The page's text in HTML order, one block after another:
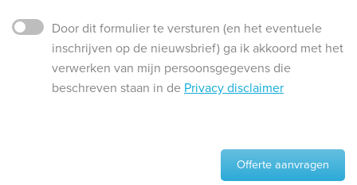
Door dit formulier te versturen (en het eventuele
inschrijven op de nieuwsbrief) ga ik akkoord met het
verwerken van mijn persoonsgegevens die
beschreven staan in de Privacy disclaimer
Offerte aanvragen